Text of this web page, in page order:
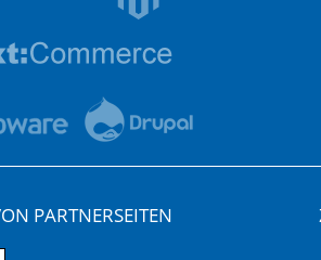
PARTNERSEITEN